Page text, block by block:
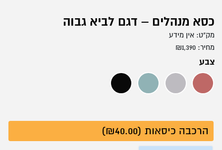
כסא מנהלים – דגם לביא גבוה
מחיר: ₪1,390
צבע
אדום אפור ירוק שחור
הרכבה כיסאות (₪40.00)
מק"ט: אין מידע